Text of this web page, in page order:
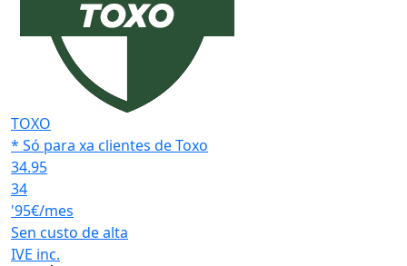
TOXO
* Só para xa clientes de Toxo
34.95
34
'95€/mes
Sen custo de alta
IVE inc.